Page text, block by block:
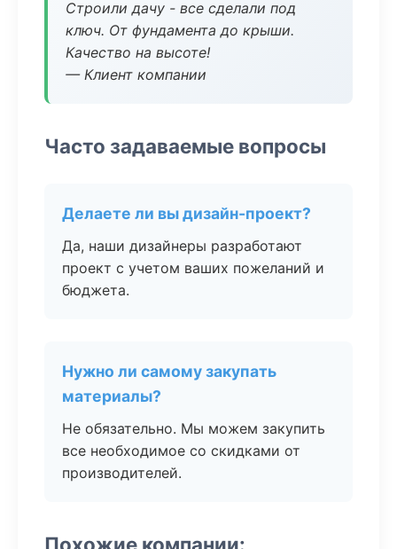
Строили дачу - все сделали под
ключ. От фундамента до крыши.
Качество на высоте!
— Клиент компании
Часто задаваемые вопросы
Делаете ли вы дизайн-проект?
Да, наши дизайнеры разработают
проект с учетом ваших пожеланий и
бюджета.
Нужно ли самому закупать
материалы?
Не обязательно. Мы можем закупить
все необходимое со скидками от
производителей.
Похожие компании: